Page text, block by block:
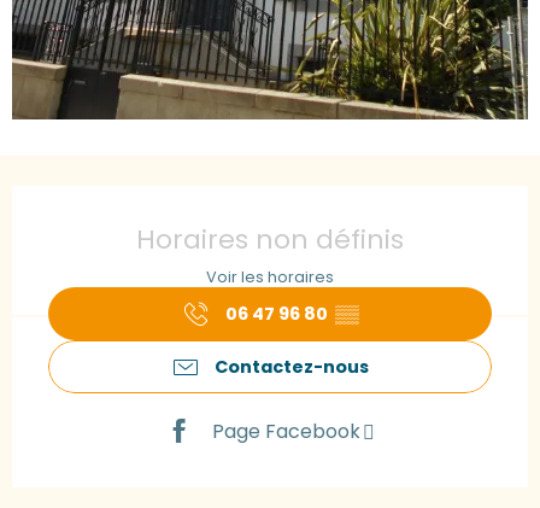
Horaires non définis
Voir les horaires
06 47 96 80 ▒▒
Contactez-nous
Page Facebook